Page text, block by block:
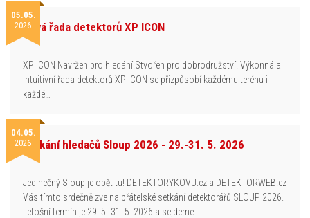
05.05.
2026Nová řada detektorů XP ICON
XP ICON Navržen pro hledání.Stvořen pro dobrodružství. Výkonná a
intuitivní řada detektorů XP ICON se přizpůsobí každému terénu i
každé…
04.05.
2026Setkání hledačů Sloup 2026 - 29.-31. 5. 2026
Jedinečný Sloup je opět tu! DETEKTORYKOVU.cz a DETEKTORWEB.cz
Vás tímto srdečně zve na přátelské setkání detektorářů SLOUP 2026.
Letošní termín je 29. 5.-31. 5. 2026 a sejdeme…